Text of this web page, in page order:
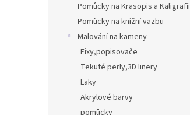
Pomůcky na Krasopis a Kaligrafii
Pomůcky na knižní vazbu
Malování na kameny
Fixy,popisovače
Tekuté perly,3D linery
Laky
Akrylové barvy
pomůcky